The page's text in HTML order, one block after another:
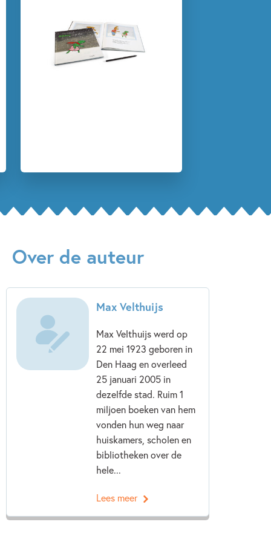
Prentenboeken
Seizoenen
Vriendschap
Zelfvertrouwen & weerbaarheid
Over de auteur
Max Velthuijs
Max Velthuijs werd op
22 mei 1923 geboren in
Den Haag en overleed
25 januari 2005 in
dezelfde stad. Ruim 1
miljoen boeken van hem
vonden hun weg naar
huiskamers, scholen en
bibliotheken over de
hele...
Lees meer